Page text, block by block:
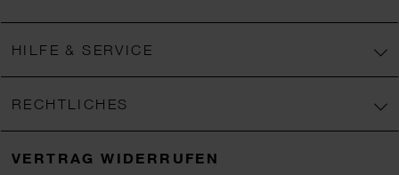
HILFE & SERVICE
RECHTLICHES
VERTRAG WIDERRUFEN